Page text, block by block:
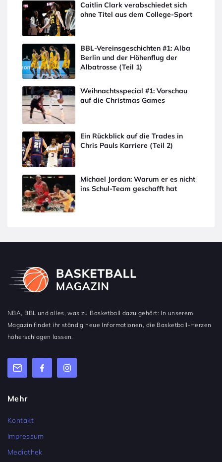
Caitlin Clark verabschiedet sich
ohne Titel aus dem College-Sport
BBL-Vereinsgeschichten #1: Alba
Berlin und der Höhenflug der
Albatrosse (Teil 1)
Weihnachtsspecial #1: Vorschau
auf die Christmas Games
Ein Rückblick auf die Trades in
Chris Pauls Karriere (Teil 2)
Michael Jordan: Warum er es nicht
ins Schul-Team geschafft hat
NBA, BBL und alles, was zu Basketball dazu gehört: In unserem
Magazin findet ihr ständig neue Informationen, die Basketball-Herzen
höherschlagen lassen.
Mehr
Kontakt
Impressum
Mediathek